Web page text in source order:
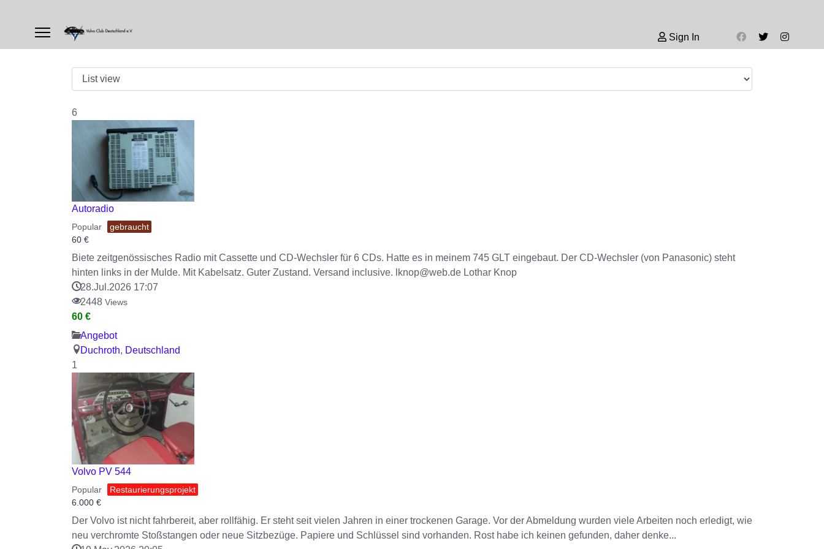
Sign In
6
Autoradio
Popular
gebraucht
60 €
Biete zeitgenössisches Radio mit Cassette und CD-Wechsler für 6 CDs. Hatte es in meinem 745 GLT eingebaut. Der CD-Wechsler (von Panasonic) steht
hinten links in der Mulde. Mit Kabelsatz. Guter Zustand. Versand inclusive. lknop@web.de Lothar Knop
28.Jul.2026 17:07
2448 Views
60 €
Angebot
Duchroth, Deutschland
1
Volvo PV 544
Popular
Restaurierungsprojekt
6.000 €
Der Volvo ist nicht fahrbereit, aber rollfähig. Er steht seit vielen Jahren in einer trockenen Garage. Vor der Abmeldung wurden viele Arbeiten noch erledigt, wie
neu verchromte Stoßstangen oder neue Sitzbezüge. Papiere und Schlüssel sind vorhanden. Rost habe ich keinen gefunden, daher denke...